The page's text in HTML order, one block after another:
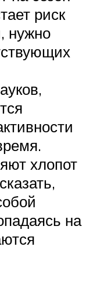
риск
нужно
хлопот
на